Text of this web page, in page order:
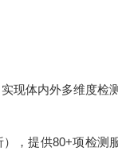
现体内外多维度检测
，提供80+项检测